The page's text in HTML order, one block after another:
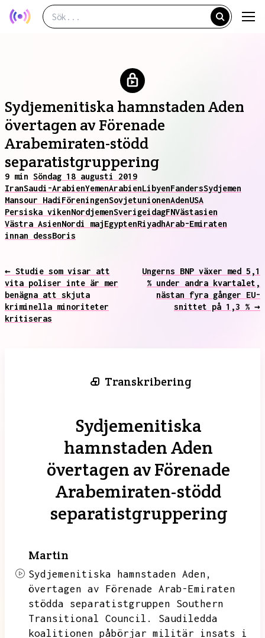
Sydjemenitiska hamnstaden Aden
övertagen av Förenade
Arabemiraten-stödd
separatistgruppering
9 min Söndag 18 augusti 2019
IranSaudi-ArabienYemenArabienLibyenFandersSydjemen
Mansour HadiFöreningenSovjetunionenAdenUSA
Persiska vikenNordjemenSverigeidagFNVästasien
Västra AsienNordi majEgyptenRiyadhArab-Emiraten
innan dessBoris
← Studie som visar att
vita poliser inte är mer
benägna att skjuta
kriminella minoriteter
kritiseras
Ungerns BNP växer med 5,1
% under andra kvartalet,
nästan fyra gånger EU-
snittet på 1,3 % →
Transkribering
Sydjemenitiska
hamnstaden Aden
övertagen av Förenade
Arabemiraten-stödd
separatistgruppering
Martin
Sydjemenitiska hamnstaden Aden,
övertagen av Förenade Arab-Emiraten
stödda separatistgruppen Southern
Transitional Council.
Saudiledda
koalitionen påbörjar militär insats i